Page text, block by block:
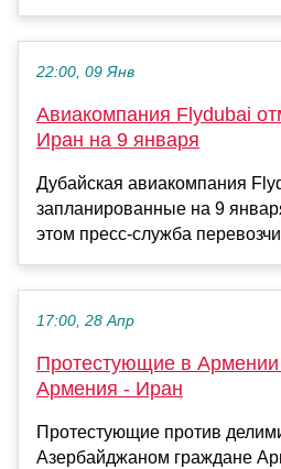
22:00, 09 Янв
Авиакомпания Flydubai
Иран на 9 января
Дубайская авиакомпания
запланированные на 9
этом пресс-служба
17:00, 28 Апр
Протестующие в Армении
Армения - Иран
Протестующие против
Азербайджаном граждане